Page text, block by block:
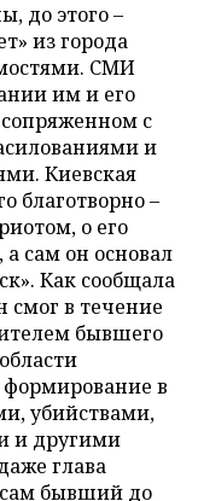
до этого –
из города
СМИ
им и его
с
и
Киевская
благотворно –
о его
сам он основал
Как сообщала
смог в течение
бывшего
формирование в
убийствами,
и другими
глава
бывший до